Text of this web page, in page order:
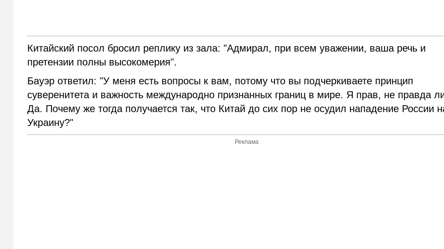
Китайский посол бросил реплику из зала: "Адмирал, при всем уважении, ваша речь и
претензии полны высокомерия".
Бауэр ответил: "У меня есть вопросы к вам, потому что вы подчеркиваете принцип
суверенитета и важность международно признанных границ в мире. Я прав, не правда
Да. Почему же тогда получается так, что Китай до сих пор не осудил нападение России
Украину?"
Реклама